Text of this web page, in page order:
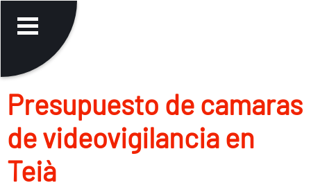
Presupuesto de camaras
de videovigilancia en
Teià